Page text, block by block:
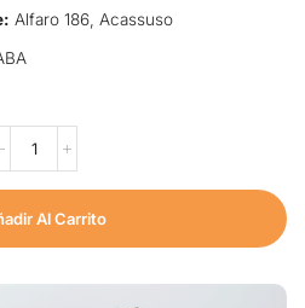
Alfaro 186, Acassuso
Al Carrito